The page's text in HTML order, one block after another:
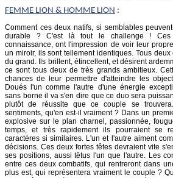
FEMME LION & HOMME LION :
Comment ces deux natifs, si semblables
durable ? C'est là tout le challenge ! Ces
connaissance, ont l'impression de voir leur
un miroir, ils sont tellement identiques. Tous
du grand. Ils brillent, étincellent, et désirent
ce sont tous deux de très grands ambitieux.
chances de leur permettre d'atteindre les
Doués l'un comme l'autre d'une énergie
sans borne il va s'en dire que ce duo sera
plutôt de réussite que ce couple se
sentiments, qu'en est-il vraiment ? Dans un
explosive sur le plan charnel, passionnée,
temps, et très rapidement ils pourraient se
caractères si similaires. L'un et l'autre aiment
décisions. Ces deux fortes têtes devraient vite
ses positions, aussi têtus l'un que l'autre. Les
entre ces deux combatifs, qui rentreront dans
plus est, qui représentera vraiment le couple ?